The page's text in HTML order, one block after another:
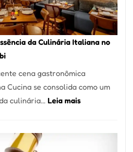
Forno
Ideal
para
sua
da Culinária Italiana no
cena gastronômica
Cucina se consolida como um
culinária… Leia mais: